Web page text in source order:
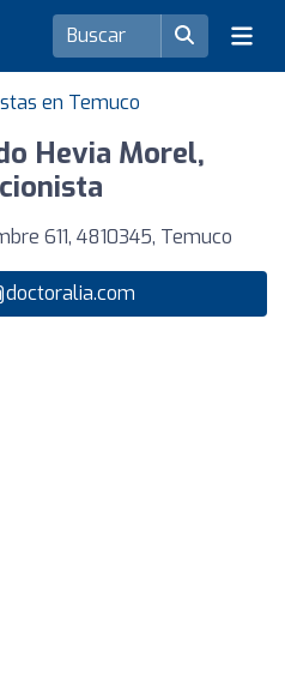
en Temuco
Hevia Morel,
611, 4810345, Temuco